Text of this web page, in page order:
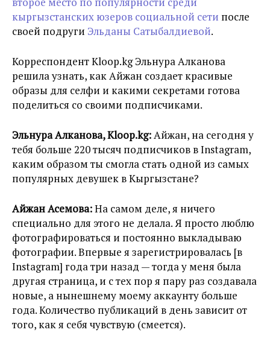
кыргызстанских юзеров социальной сети после
своей подруги Эльданы Сатыбалдиевой.
Корреспондент Kloop.kg Эльнура Алканова
решила узнать, как Айжан создает красивые
образы для селфи и какими секретами готова
поделиться со своими подписчиками.
Эльнура Алканова, Kloop.kg:Айжан, на сегодня у
тебя больше 220 тысяч подписчиков в Instagram,
каким образом ты смогла стать одной из самых
популярных девушек в Кыргызстане?
Айжан Асемова:На самом деле, я ничего
специально для этого не делала. Я просто люблю
фотографироваться и постоянно выкладываю
фотографии. Впервые я зарегистрировалась [в
Instagram] года три назад — тогда у меня была
другая страница, и с тех пор я пару раз создавала
новые, а нынешнему моему аккаунту больше
года. Количество публикаций в день зависит от
того, как я себя чувствую (смеется).